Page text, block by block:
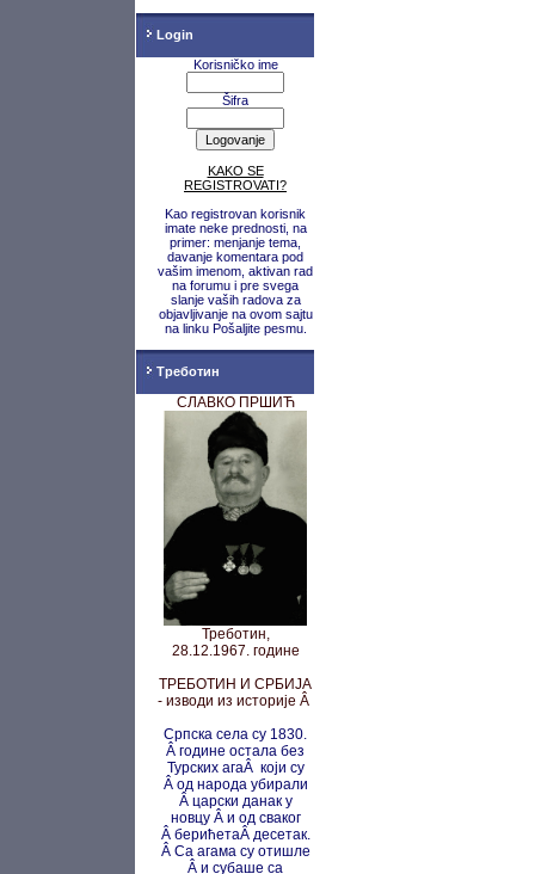
Login
Korisničko ime
Šifra
KAKO SE
REGISTROVATI?
Kao registrovan korisnik
imate neke prednosti, na
primer: menjanje tema,
davanje komentara pod
vašim imenom, aktivan rad
na forumu i pre svega
slanje vaših radova za
objavljivanje na ovom sajtu
na linku Pošaljite pesmu.
Треботин
СЛАВКО ПРШИЋ
Треботин,
28.12.1967. године
ТРЕБОТИН И СРБИЈА
- изводи из историје Â
Српска села су 1830.
Â године остала без
Турских агаÂ који су
Â од народа убирали
Â царски данак у
новцу Â и од сваког
Â берићетаÂ десетак.
Â Са агама су отишле
Â и субаше са